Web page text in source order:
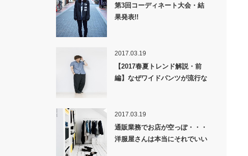
第3回コーディネート大会・結
果発表!!
2017.03.19
【2017春夏トレンド解説・前
編】なぜワイドパンツが流行な
2017.03.19
通販業務でお店が空っぽ・・・
洋服屋さんは本当にそれでいい